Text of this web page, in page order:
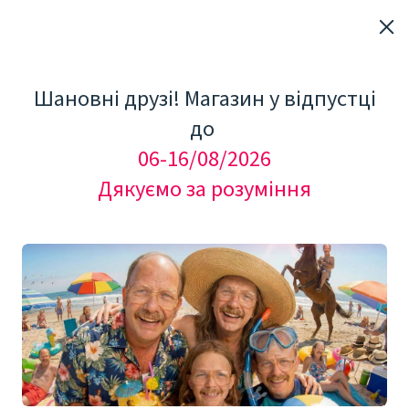
АКЦІЙНІ НАБОРИ: від
прищів, від акне, від
зморшок, рубців, целюліту,
шрамів (21)
АКЦІЙНІ НАБОРИ: Мезоролери, гіалуронова
Шановні друзі! Магазин у відпустці
до
06-16/08/2026
Дякуємо за розуміння